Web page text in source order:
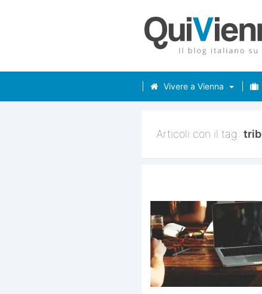
Vivere a Vienna
Articoli con il tag: